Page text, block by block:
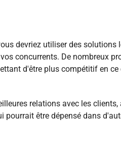
devriez utiliser des solutions
concurrents. De nombreux
d'être plus compétitif en
relations avec les
être dépensé dans